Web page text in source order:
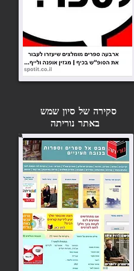
סקירה של סיון שמש
באתר נוריתה